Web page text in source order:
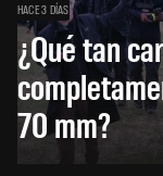
HACE 3 DÍAS
¿Qué tan
70 mm?